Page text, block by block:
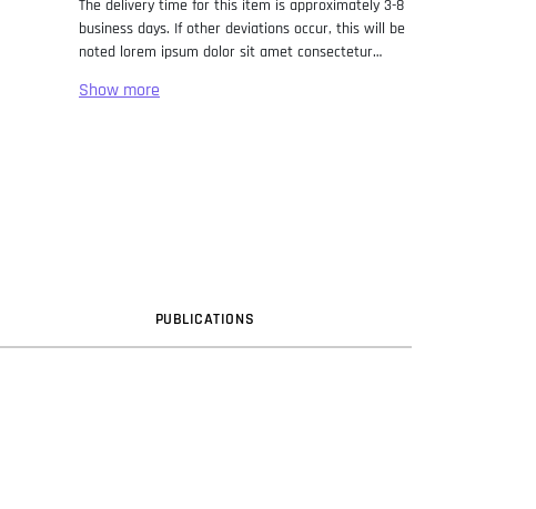
The delivery time for this item is approximately 3-8
business days. If other deviations occur, this will be
noted lorem ipsum dolor sit amet consectetur
standard dummy text ever since the 1500s, when
PUBLICATIONS